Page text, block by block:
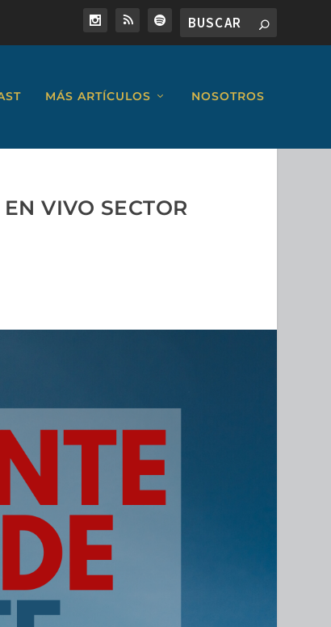
MÁS ARTÍCULOS NOSOTROS
VIVO SECTOR